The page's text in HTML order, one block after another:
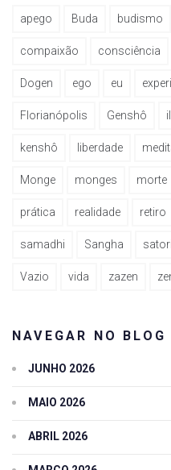
apego Buda budismo
compaixão consciência
Dogen ego eu
Florianópolis Genshô
kenshô liberdade
Monge monges morte
prática realidade retiro
samadhi Sangha satori
Vazio vida zazen
NAVEGAR NO
JUNHO 2026
MAIO 2026
ABRIL 2026